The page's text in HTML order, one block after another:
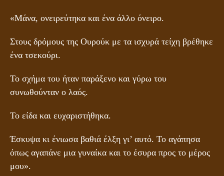
«Μάνα, ονειρεύτηκα και ένα άλλο όνειρο.
Στους δρόμους της Ουρούκ με τα ισχυρά τείχη βρέθηκε
ένα τσεκούρι.
Το σχήμα του ήταν παράξενο και γύρω του
συνωθούνταν ο λαός.
Το είδα και ευχαριστήθηκα.
Έσκυψα κι ένιωσα βαθιά έλξη γι’ αυτό. Το αγάπησα
όπως αγαπάνε μια γυναίκα και το έσυρα προς το μέρος
μου».